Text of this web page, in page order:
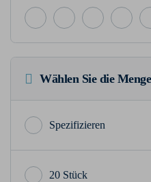
Wählen Sie die
20 Stück